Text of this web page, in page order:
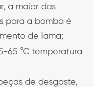
a maior das
para a bomba é
de lama;
65 °C temperatura
de desgaste,